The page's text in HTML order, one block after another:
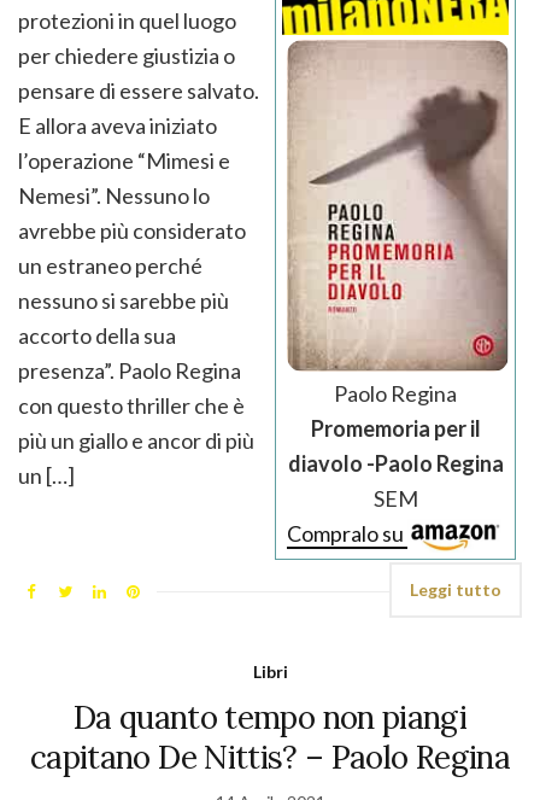
Paolo Regina
Promemoria per il
diavolo -Paolo Regina
SEM
Compralo su
protezioni in quel luogo
per chiedere giustizia o
pensare di essere salvato.
E allora aveva iniziato
l’operazione “Mimesi e
Nemesi”. Nessuno lo
avrebbe più considerato
un estraneo perché
nessuno si sarebbe più
accorto della sua
presenza”. Paolo Regina
con questo thriller che è
più un giallo e ancor di più
un […]
Leggi tutto
Libri
Da quanto tempo non piangi
capitano De Nittis? – Paolo Regina